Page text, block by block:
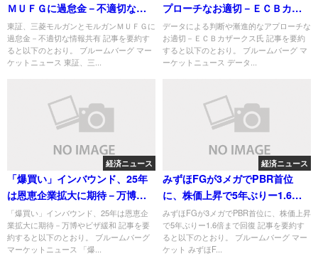
ＭＵＦＧに過怠金－不適切な情
報共有
東証、三菱モルガンとモルガンＭＵＦＧに
過怠金－不適切な情報共有 記事を要約す
ると以下のとおり。 ブルームバーグ マー
ケットニュース 東証、三...
プローチなお適切－ＥＣＢカザ
ークス氏
データによる判断や漸進的なアプローチな
お適切－ＥＣＢカザークス氏 記事を要約
すると以下のとおり。 ブルームバーグ マ
ーケットニュース データ...
経済ニュース
「爆買い」インバウンド、25年
は恩恵企業拡大に期待－万博や
ビザ緩和
「爆買い」インバウンド、25年は恩恵企
業拡大に期待－万博やビザ緩和 記事を要
約すると以下のとおり。 ブルームバーグ
マーケットニュース 「爆...
経済ニュース
みずほFGが3メガでPBR首位
に、株価上昇で5年ぶりー1.6倍
まで回復
みずほFGが3メガでPBR首位に、株価上昇
で5年ぶりー1.6倍まで回復 記事を要約す
ると以下のとおり。 ブルームバーグ マー
ケット みずほF...